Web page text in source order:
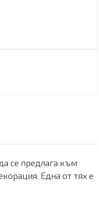
се предлага към
Една от тях е